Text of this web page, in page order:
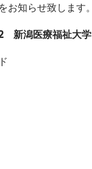
お知らせ致します。
新潟医療福祉大学